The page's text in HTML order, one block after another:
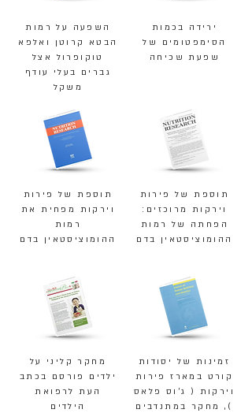
ירידה בכמות
הסימפטומים של
שפעת שכיחה
השפעה על רמות
הבטא קרוטן ואלפא
טוקופרול אצל
גברים בעלי עודף
משקל
מחקר קליני על
ילדים פורסם בכתב
העת לרפואת
הילדים
תוספת של פירות
וירקות מרוכזים:
הפחתה של רמות
ההומוציסטאין בדם
תוספת של פירות
וירקות מפחית את
רמות
ההומוציסטאין בדם
זמינות של יסודות
קורט במארז פירות
וירקות ( ג'וס פלאס
), מחקר במתנדבים